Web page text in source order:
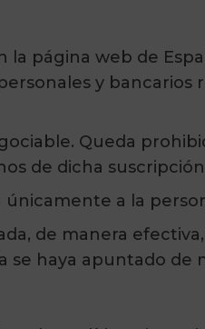
página web de
y bancarios
Queda
de dicha
a la
de manera
haya apuntado de